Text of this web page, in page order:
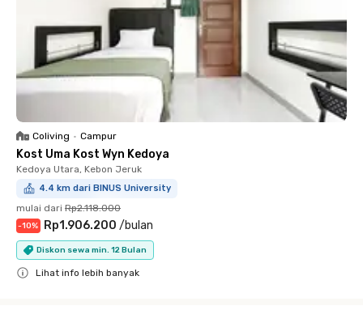
Coliving • Campur
Kost Uma Kost Wyn Kedoya
Kedoya Utara, Kebon Jeruk
4.4 km dari BINUS University
mulai dari Rp2.118.000
-10% Rp1.906.200 /bulan
Diskon sewa min. 12 Bulan
Lihat info lebih banyak